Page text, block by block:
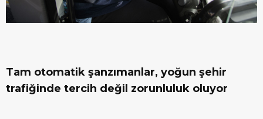
Tam otomatik şanzımanlar, yoğun şehir
trafiğinde tercih değil zorunluluk oluyor